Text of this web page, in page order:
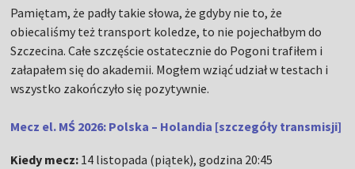
Pamiętam, że padły takie słowa, że gdyby nie to, że
obiecaliśmy też transport koledze, to nie pojechałbym do
Szczecina. Całe szczęście ostatecznie do Pogoni trafiłem i
załapałem się do akademii. Mogłem wziąć udział w testach i
wszystko zakończyło się pozytywnie.
Mecz el. MŚ 2026: Polska – Holandia [szczegóły transmisji]
Kiedy mecz: 14 listopada (piątek), godzina 20:45